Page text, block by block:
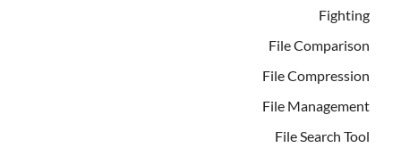
Fighting
File Comparison
File Compression
File Management
File Search Tool